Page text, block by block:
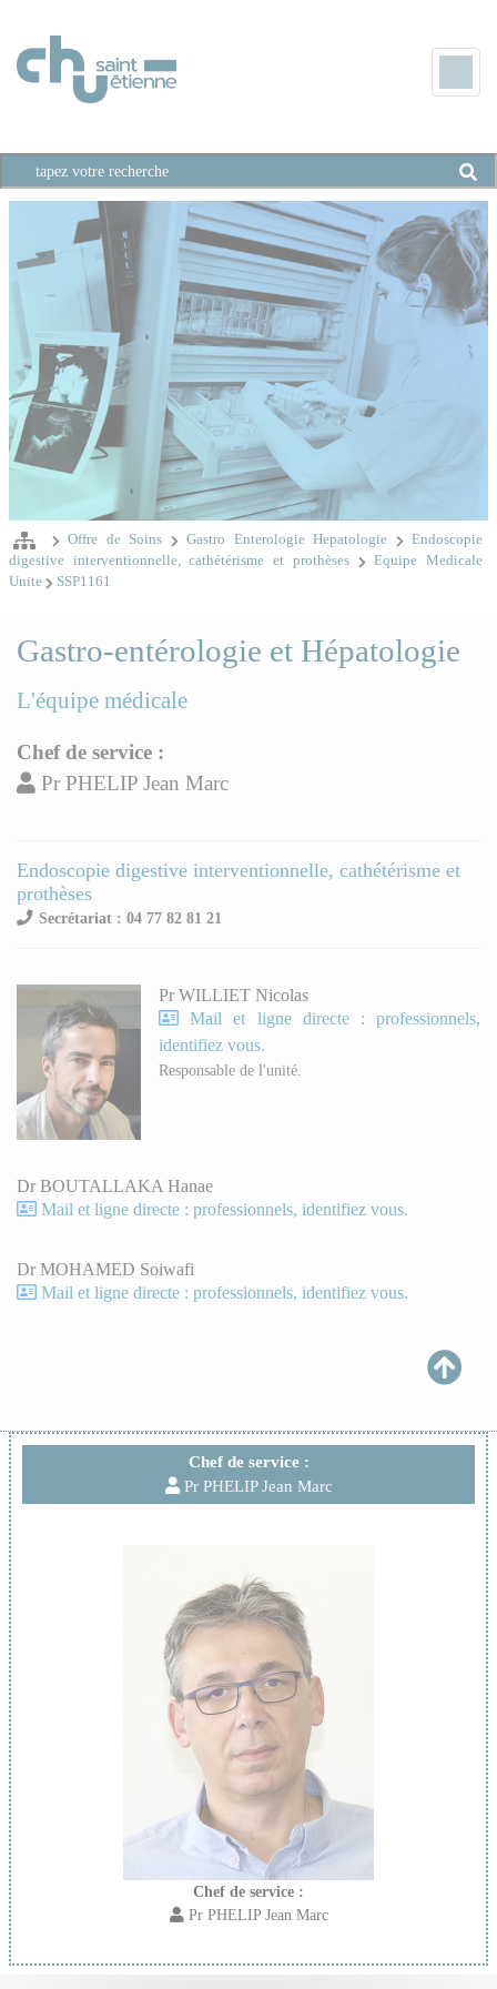
Offre de Soins Gastro Enterologie Hepatologie
Endoscopie
digestive interventionnelle, cathétérisme et prothèses
Equipe Medicale
Unite
SSP1161
Chef de service :
Pr PHELIP Jean Marc
Chef de service :
Pr PHELIP Jean Marc
Gastro-entérologie et Hépatologie
L'équipe médicale
Chef de service :
Pr PHELIP Jean Marc
Endoscopie digestive interventionnelle, cathétérisme et
prothèses
Secrétariat : 04 77 82 81 21
Pr WILLIET Nicolas
Mail et ligne directe : professionnels,
identifiez vous.
Responsable de l'unité.
Dr BOUTALLAKA Hanae
Mail et ligne directe : professionnels, identifiez vous.
Dr MOHAMED Soiwafi
Mail et ligne directe : professionnels, identifiez vous.